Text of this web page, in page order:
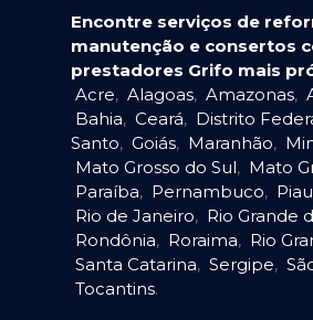
Encontre serviços de
manutenção e consertos
prestadores Grifo mais
Acre, Alagoas, Amazonas,
Bahia, Ceará, Distrito
Santo, Goiás, Maranhão,
Mato Grosso do Sul, Mato
Paraíba, Pernambuco,
Rio de Janeiro, Rio Grande
Rondônia, Roraima, Rio
Santa Catarina, Sergipe,
Tocantins.